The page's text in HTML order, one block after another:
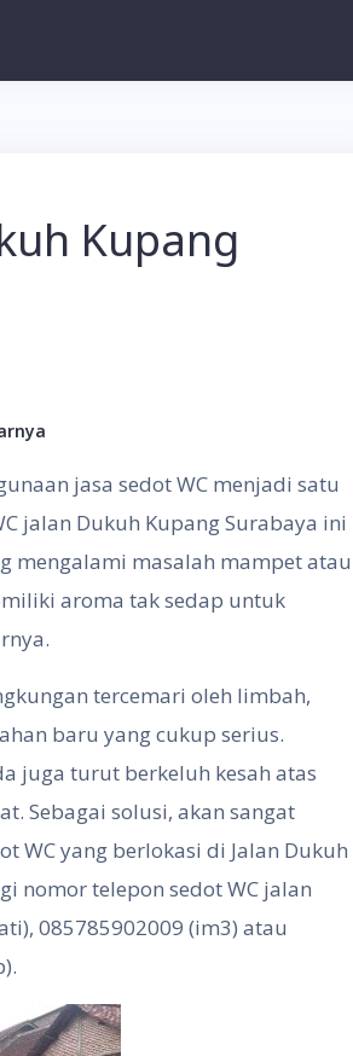
Kupang
jasa sedot WC menjadi satu
jalan Dukuh Kupang Surabaya ini
mengalami masalah mampet atau
aroma tak sedap untuk
tercemari oleh limbah,
baru yang cukup serius.
juga turut berkeluh kesah atas
Sebagai solusi, akan sangat
WC yang berlokasi di Jalan Dukuh
nomor telepon sedot WC jalan
085785902009 (im3) atau